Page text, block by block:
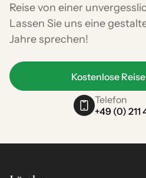
Reise von einer
Lassen Sie uns eine
Jahre sprechen!
Kostenlose
Telefon
+49 (0) 211